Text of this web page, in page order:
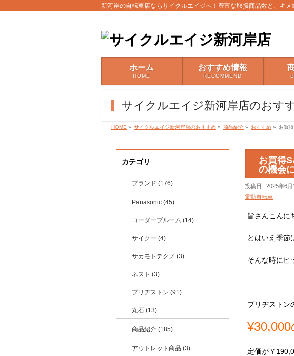
新河岸の自転車店ならサイクルエイジへ！豊富な取扱商品数と、キメ
ホーム
HOME
おすすめ情報
RECOMMEND
サイクルエイジ新河岸店のおす
HOME » サイクルエイジ新河岸店のおすすめ » 商品紹介 » おすすめ » お買
お買得
の機会
投稿日 : 2025年6月
電動自転車
皆さんこんに
とはいえ季節
そんな時にピ
ブリヂストン
¥30,000
定価が￥
カテゴリ
ブランド (176)
Panasonic (45)
コーダーブルーム (14)
サイクー (4)
サカモトテクノ (3)
ネスト (3)
ブリヂストン (91)
丸石 (13)
商品紹介 (185)
アウトレット商品 (3)